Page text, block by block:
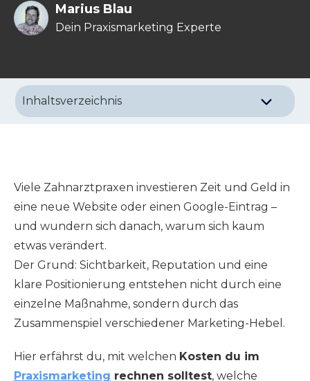
Marius Blau
Dein Praxismarketing Experte
Inhaltsverzeichnis
Beispielrechnung: Wann lohnt sich
Praxismarketing?
Google My Business ist kostenlos - Brauche ich
das als Zahnarzt:ärztin?
Warum sich die Investition lohnt
Viele Zahnarztpraxen investieren Zeit und Geld in
eine neue Website oder einen Google-Eintrag –
und wundern sich danach, warum sich kaum
etwas verändert.
Der Grund: Sichtbarkeit, Reputation und eine
klare Positionierung entstehen nicht durch eine
einzelne Maßnahme, sondern durch das
Zusammenspiel verschiedener Marketing-Hebel.
Hier erfährst du, mit welchen Kosten du im
Praxismarketing rechnen solltest, welche